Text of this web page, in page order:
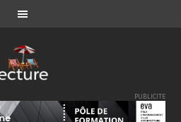
PUBLICITE